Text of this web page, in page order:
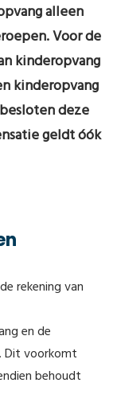
alleen
Voor de
kinderopvang
kinderopvang
deze
geldt óók
rekening van
en de
Dit voorkomt
behoudt